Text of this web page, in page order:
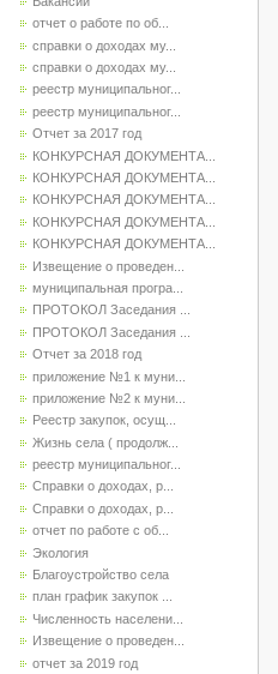
отчет о работе по об...
справки о доходах му...
справки о доходах му...
реестр муниципальног...
реестр муниципальног...
Отчет за 2017 год
КОНКУРСНАЯ ДОКУМЕНТА...
КОНКУРСНАЯ ДОКУМЕНТА...
КОНКУРСНАЯ ДОКУМЕНТА...
КОНКУРСНАЯ ДОКУМЕНТА...
КОНКУРСНАЯ ДОКУМЕНТА...
Извещение о проведен...
муниципальная програ...
ПРОТОКОЛ Заседания ...
ПРОТОКОЛ Заседания ...
Отчет за 2018 год
приложение №1 к муни...
приложение №2 к муни...
Реестр закупок, осущ...
Жизнь села ( продолж...
реестр муниципальног...
Справки о доходах, р...
Справки о доходах, р...
отчет по работе с об...
Экология
Благоустройство села
план график закупок ...
Численность населени...
Извещение о проведен...
отчет за 2019 год